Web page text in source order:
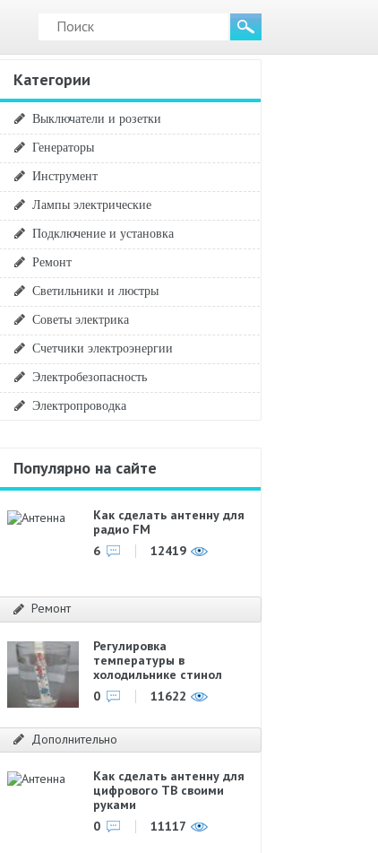
Категории
Выключатели и розетки
Генераторы
Инструмент
Лампы электрические
Подключение и установка
Ремонт
Светильники и люстры
Советы электрика
Счетчики электроэнергии
Электробезопасность
Электропроводка
Популярно на сайте
Как сделать антенну для
радио FM
6
12419
Ремонт
Регулировка
температуры в
холодильнике стинол
0
11622
Дополнительно
Как сделать антенну для
цифрового ТВ своими
руками
0
11117